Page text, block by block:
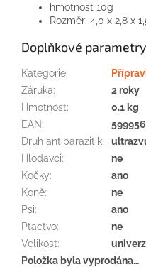
hmotnost 10g
Rozměr: 4,0 x 2,8 x
Doplňkové parametry
Kategorie:
Záruka:
2 roky
Hmotnost:
0.1 kg
EAN:
Druh antiparazitik:
Hlodavci:
ne
Kočky:
ano
Koně:
ne
Psi:
ano
Ptactvo:
ne
Velikost:
Položka byla vyprodána…